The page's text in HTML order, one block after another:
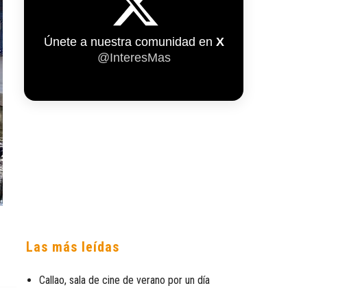
Únete a nuestra comunidad en X
@InteresMas
Las más leídas
Callao, sala de cine de verano por un día